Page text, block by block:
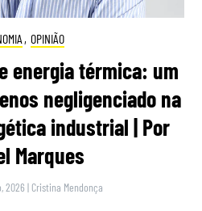
, OPINIÃO
energia térmica: um
negligenciado na
industrial | Por
Marques
2026 | Cristina Mendonça